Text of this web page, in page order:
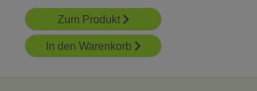
Zum Produkt
In den Warenkorb